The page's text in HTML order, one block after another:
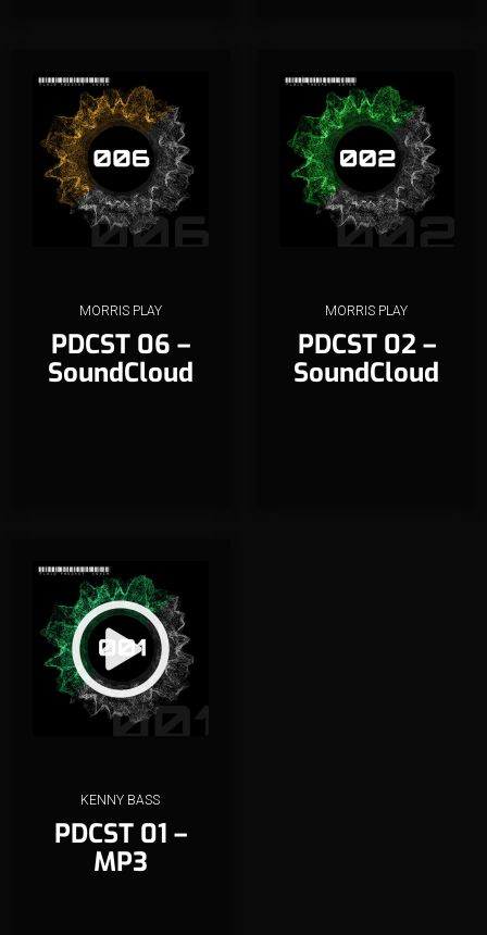
MORRIS PLAY
PDCST 06 –
SoundCloud
MORRIS PLAY
PDCST 02 –
SoundCloud
KENNY BASS
PDCST 01 –
MP3